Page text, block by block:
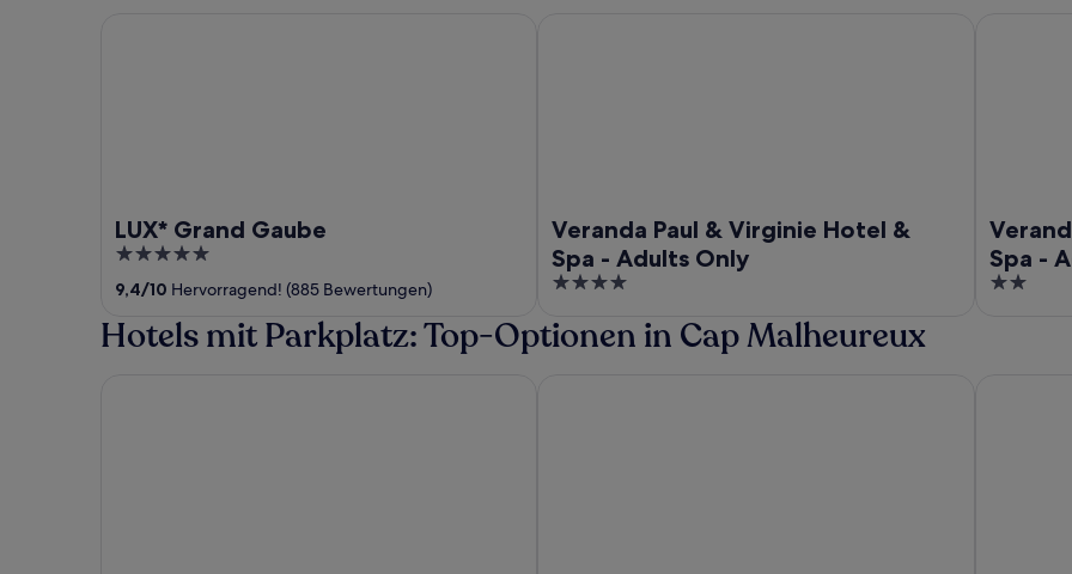
LUX* Grand Gaube
5
out
of
5
9,4/10 Hervorragend! (885 Bewertungen)
Veranda Paul & Virginie Hotel &
Spa - Adults Only
4
of
Spa -
2
Hotels mit Parkplatz: Top-Optionen in Cap Malheureux